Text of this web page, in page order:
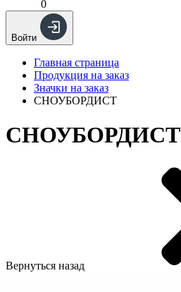
0
Войти
Главная страница
Продукция на заказ
Значки на заказ
СНОУБОРДИСТ
СНОУБОРДИСТ
Вернуться назад